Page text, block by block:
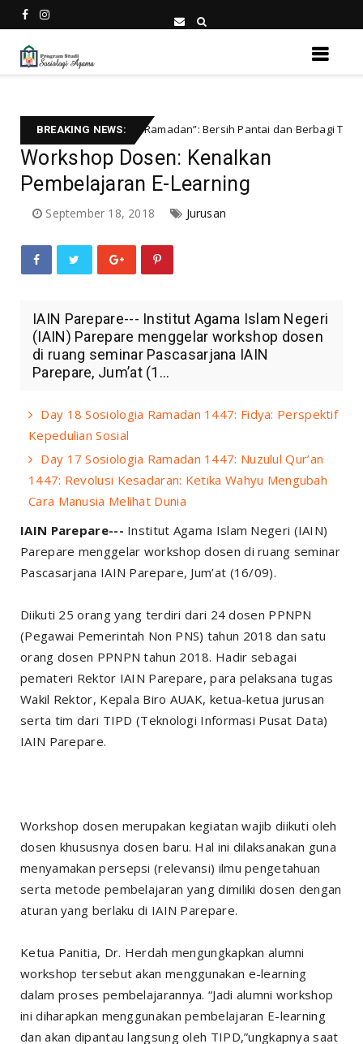
BREAKING NEWS:
Ramadan”: Bersih Pantai dan Berbagi Takjil Buka Puasa di
Workshop Dosen: Kenalkan
Pembelajaran E-Learning
September 18, 2018 Jurusan
IAIN Parepare--- Institut Agama Islam Negeri
(IAIN) Parepare menggelar workshop dosen
di ruang seminar Pascasarjana IAIN
Parepare, Jum’at (1...
Day 18 Sosiologia Ramadan 1447: Fidya: Perspektif
Kepedulian Sosial
Day 17 Sosiologia Ramadan 1447: Nuzulul Qur’an
1447: Revolusi Kesadaran: Ketika Wahyu Mengubah
Cara Manusia Melihat Dunia
IAIN Parepare--- Institut Agama Islam Negeri (IAIN)
Parepare menggelar workshop dosen di ruang seminar
Pascasarjana IAIN Parepare, Jum’at (16/09).
Diikuti 25 orang yang terdiri dari 24 dosen PPNPN
(Pegawai Pemerintah Non PNS) tahun 2018 dan satu
orang dosen PPNPN tahun 2018. Hadir sebagai
pemateri Rektor IAIN Parepare, para pelaksana tugas
Wakil Rektor, Kepala Biro AUAK, ketua-ketua jurusan
serta tim dari TIPD (Teknologi Informasi Pusat Data)
IAIN Parepare.
Workshop dosen merupakan kegiatan wajib diikuti oleh
dosen khususnya dosen baru. Hal ini dilaksanakan guna
menyamakan persepsi (relevansi) ilmu pengetahuan
serta metode pembelajaran yang dimiliki dosen dengan
aturan yang berlaku di IAIN Parepare.
Ketua Panitia, Dr. Herdah mengungkapkan alumni
workshop tersebut akan menggunakan e-learning
dalam proses pembelajarannya. “Jadi alumni workshop
ini diharapkan menggunakan pembelajaran E-learning
dan akan dipantau langsung oleh TIPD,”ungkapnya saat